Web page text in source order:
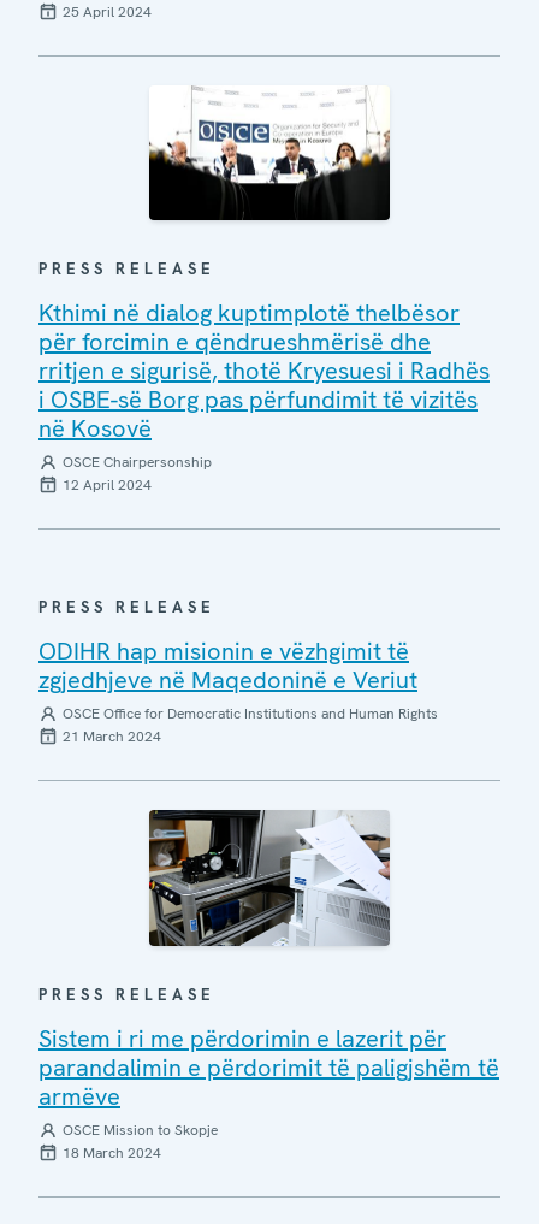
25 April 2024
PRESS RELEASE
Kthimi në dialog kuptimplotë thelbësor
për forcimin e qëndrueshmërisë dhe
rritjen e sigurisë, thotë Kryesuesi i Radhës
i OSBE-së Borg pas përfundimit të vizitës
në Kosovë
OSCE Chairpersonship
12 April 2024
PRESS RELEASE
ODIHR hap misionin e vëzhgimit të
zgjedhjeve në Maqedoninë e Veriut
OSCE Office for Democratic Institutions and Human Rights
21 March 2024
PRESS RELEASE
Sistem i ri me përdorimin e lazerit për
parandalimin e përdorimit të paligjshëm të
armëve
OSCE Mission to Skopje
18 March 2024